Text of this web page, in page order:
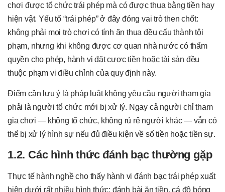
chơi được tổ chức trái phép mà có được thua bằng tiền hay
hiện vật. Yếu tố “trái phép” ở đây đóng vai trò then chốt:
không phải mọi trò chơi có tính ăn thua đều cấu thành tội
phạm, nhưng khi không được cơ quan nhà nước có thẩm
quyền cho phép, hành vi đặt cược tiền hoặc tài sản đều
thuộc phạm vi điều chỉnh của quy định này.
Điểm cần lưu ý là pháp luật không yêu cầu người tham gia
phải là người tổ chức mới bị xử lý. Ngay cả người chỉ tham
gia chơi — không tổ chức, không rủ rê người khác — vẫn có
thể bị xử lý hình sự nếu đủ điều kiện về số tiền hoặc tiền sự.
1.2. Các hình thức đánh bạc thường gặp
Thực tế hành nghề cho thấy hành vi đánh bạc trái phép xuất
hiện dưới rất nhiều hình thức: đánh bài ăn tiền, cá độ bóng